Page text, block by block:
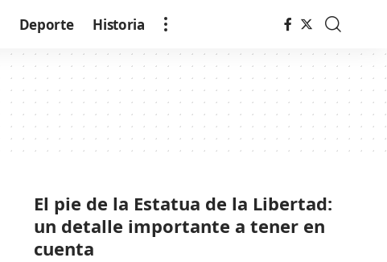
Deporte Historia
El pie de la Estatua de la Libertad:
un detalle importante a tener en
cuenta